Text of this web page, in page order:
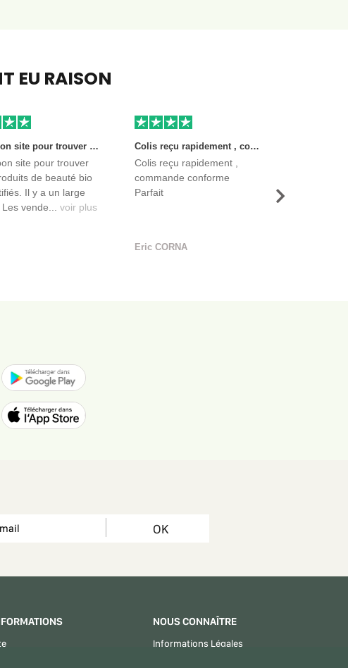
EU RAISON
Très bon site pour trouver des produits de beauté bio et certifiés. Il y a un large choix. Les vendeurs sont des entreprises françaises qui propose aussi des produits de qualité et moins chers que ce qu’on peut trouver dans des magasins.
site pour trouver
de beauté bio
Il y a un large
vende... voir plus
Colis reçu rapidement , commande conforme Parfait
Colis reçu rapidement ,
commande conforme
Parfait
Eric CORNA
Suivant
OK
NOUS CONNAÎTRE
Informations Légales